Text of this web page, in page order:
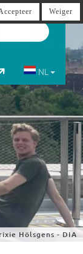
Hölsgens - DIA
NL
Weiger